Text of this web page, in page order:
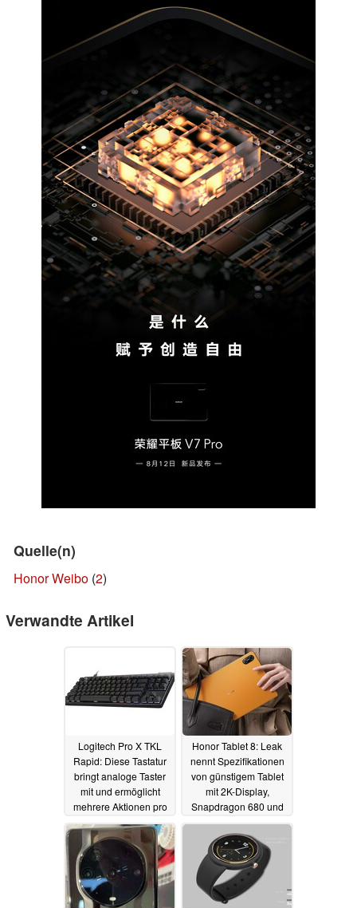
Quelle(n)
Honor Weibo (2)
Verwandte Artikel
Logitech Pro X TKL
Rapid: Diese Tastatur
bringt analoge Taster
mit und ermöglicht
mehrere Aktionen pro
Taste18.09.2024
Honor Tablet 8: Leak
nennt Spezifikationen
von günstigem Tablet
mit 2K-Display,
Snapdragon 680 und
22,5 Watt11.07.2022